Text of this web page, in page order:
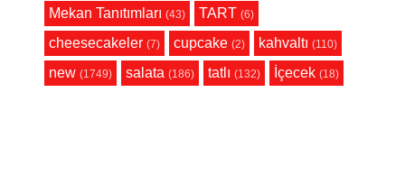
Mekan Tanıtımları (43) TART (6)
cheesecakeler (7) cupcake (2) kahvaltı (110)
new (1749) salata (186) tatlı (132) İçecek (18)